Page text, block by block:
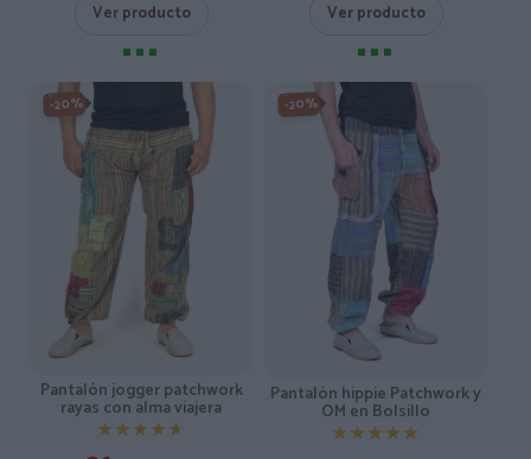
Ver producto Ver producto
-20%
Pantalón jogger patchwork
rayas con alma viajera
★★★★★
★★★★★
-20%
Pantalón hippie Patchwork y
OM en Bolsillo
★★★★★
★★★★★